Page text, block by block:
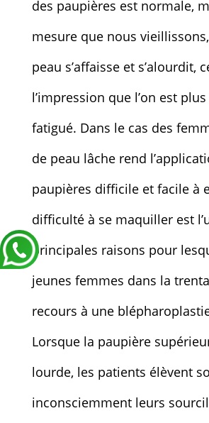
des paupières est normale,
mesure que nous vieillissons,
peau s’affaisse et s’alourdit,
l’impression que l’on est
fatigué. Dans le cas des
de peau lâche rend
paupières difficile et facile à
difficulté à se maquiller est
principales raisons pour
jeunes femmes dans la
recours à une
Lorsque la paupière
lourde, les patients élèvent
inconsciemment leurs